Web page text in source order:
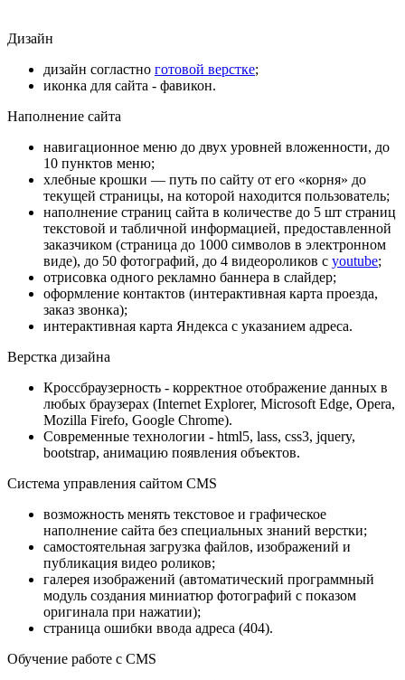
Дизайн
дизайн согластно готовой верстке;
иконка для сайта - фавикон.
Наполнение сайта
навигационное меню до двух уровней вложенности, до
10 пунктов меню;
хлебные крошки — путь по сайту от его «корня» до
текущей страницы, на которой находится пользователь;
наполнение страниц сайта в количестве до 5 шт страниц
текстовой и табличной информацией, предоставленной
заказчиком (страница до 1000 символов в электронном
виде), до 50 фотографий, до 4 видеороликов с youtube;
отрисовка одного рекламно баннера в слайдер;
оформление контактов (интерактивная карта проезда,
заказ звонка);
интерактивная карта Яндекса с указанием адреса.
Верстка дизайна
Кроссбраузерность - корректное отображение данных в
любых браузерах (Internet Explorer, Microsoft Edge, Opera,
Mozilla Firefo, Google Chrome).
Современные технологии - html5, lass, css3, jquery,
bootstrap, анимацию появления объектов.
Система управления сайтом CMS
возможность менять текстовое и графическое
наполнение сайта без специальных знаний верстки;
самостоятельная загрузка файлов, изображений и
публикация видео роликов;
галерея изображений (автоматический программный
модуль создания миниатюр фотографий с показом
оригинала при нажатии);
страница ошибки ввода адреса (404).
Обучение работе с CMS